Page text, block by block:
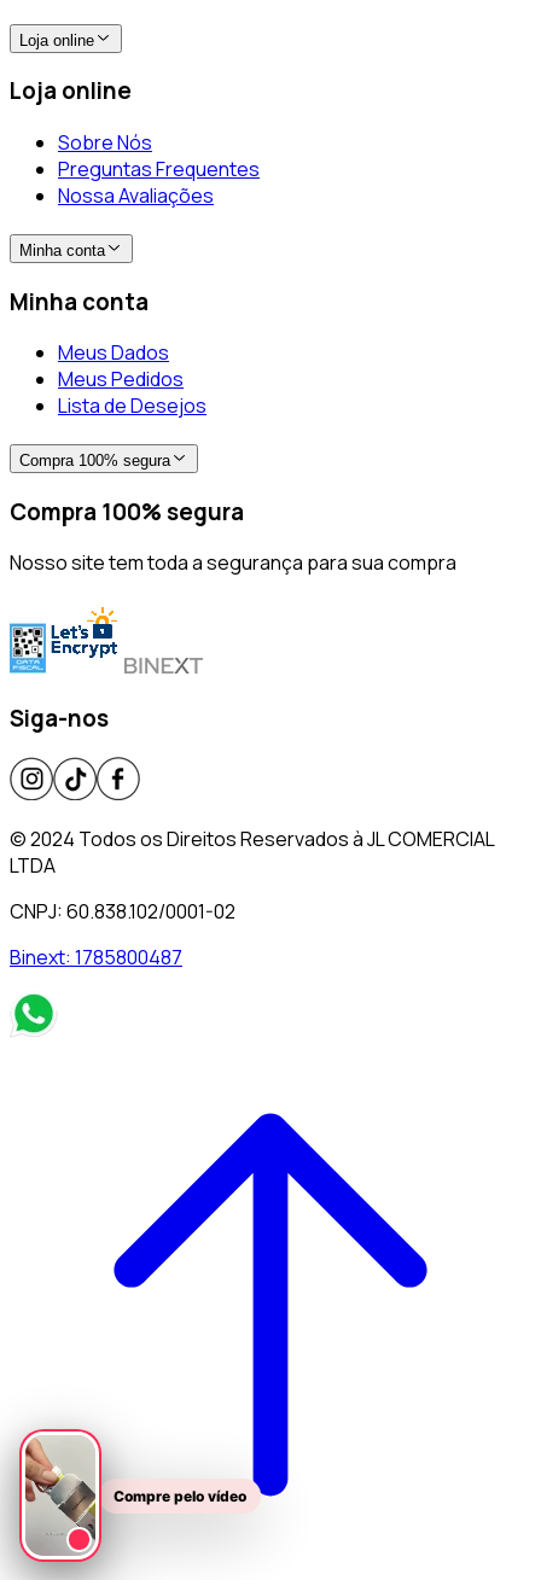
Loja online
Loja online
Sobre Nós
Preguntas Frequentes
Nossa Avaliações
Minha conta
Minha conta
Meus Dados
Meus Pedidos
Lista de Desejos
Compra 100% segura
Compra 100% segura
Nosso site tem toda a segurança para sua compra
Siga-nos
© 2024 Todos os Direitos Reservados à JL COMERCIAL
LTDA
CNPJ: 60.838.102/0001-02
Binext: 1785800487
Compre pelo vídeo